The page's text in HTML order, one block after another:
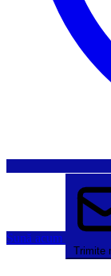
Sună acum
Trimite